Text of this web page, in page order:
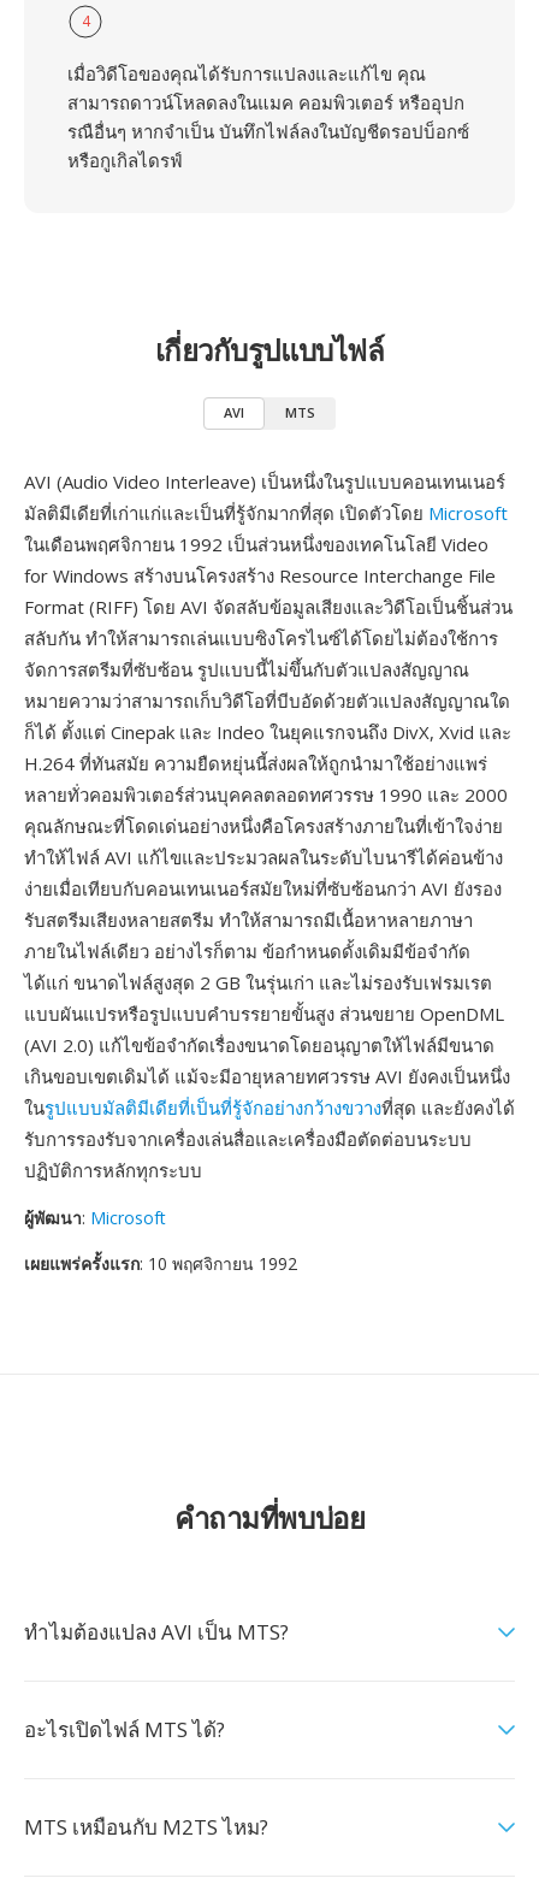
4
เมื่อวิดีโอของคุณได้รับการแปลงและแก้ไข คุณ
สามารถดาวน์โหลดลงในแมค คอมพิวเตอร์ หรืออุปก
รณือื่นๆ หากจำเป็น บันทึกไฟล์ลงในบัญชีดรอปบ็อกซ์
หรือกูเกิลไดรฟ์
เกี่ยวกับรูปแบบไฟล์
AVI MTS
AVI (Audio Video Interleave) เป็นหนึ่งในรูปแบบคอนเทนเนอร์
มัลติมีเดียที่เก่าแก่และเป็นที่รู้จักมากที่สุด เปิดตัวโดย Microsoft
ในเดือนพฤศจิกายน 1992 เป็นส่วนหนึ่งของเทคโนโลยี Video
for Windows สร้างบนโครงสร้าง Resource Interchange File
Format (RIFF) โดย AVI จัดสลับข้อมูลเสียงและวิดีโอเป็นชิ้นส่วน
สลับกัน ทำให้สามารถเล่นแบบซิงโครไนซ์ได้โดยไม่ต้องใช้การ
จัดการสตรีมที่ซับซ้อน รูปแบบนี้ไม่ขึ้นกับตัวแปลงสัญญาณ
หมายความว่าสามารถเก็บวิดีโอที่บีบอัดด้วยตัวแปลงสัญญาณใด
ก็ได้ ตั้งแต่ Cinepak และ Indeo ในยุคแรกจนถึง DivX, Xvid และ
H.264 ที่ทันสมัย ความยืดหยุ่นนี้ส่งผลให้ถูกนำมาใช้อย่างแพร่
หลายทั่วคอมพิวเตอร์ส่วนบุคคลตลอดทศวรรษ 1990 และ 2000
คุณลักษณะที่โดดเด่นอย่างหนึ่งคือโครงสร้างภายในที่เข้าใจง่าย
ทำให้ไฟล์ AVI แก้ไขและประมวลผลในระดับไบนารีได้ค่อนข้าง
ง่ายเมื่อเทียบกับคอนเทนเนอร์สมัยใหม่ที่ซับซ้อนกว่า AVI ยังรอง
รับสตรีมเสียงหลายสตรีม ทำให้สามารถมีเนื้อหาหลายภาษา
ภายในไฟล์เดียว อย่างไรก็ตาม ข้อกำหนดดั้งเดิมมีข้อจำกัด
ได้แก่ ขนาดไฟล์สูงสุด 2 GB ในรุ่นเก่า และไม่รองรับเฟรมเรต
แบบผันแปรหรือรูปแบบคำบรรยายขั้นสูง ส่วนขยาย OpenDML
(AVI 2.0) แก้ไขข้อจำกัดเรื่องขนาดโดยอนุญาตให้ไฟล์มีขนาด
เกินขอบเขตเดิมได้ แม้จะมีอายุหลายทศวรรษ AVI ยังคงเป็นหนึ่ง
ในรูปแบบมัลติมีเดียที่เป็นที่รู้จักอย่างกว้างขวางที่สุด และยังคงได้
รับการรองรับจากเครื่องเล่นสื่อและเครื่องมือตัดต่อบนระบบ
ปฏิบัติการหลักทุกระบบ
ผู้พัฒนา: Microsoft
เผยแพร่ครั้งแรก: 10 พฤศจิกายน 1992
คำถามที่พบบ่อย
ทำไมต้องแปลง AVI เป็น MTS?
อะไรเปิดไฟล์ MTS ได้?
MTS เหมือนกับ M2TS ไหม?